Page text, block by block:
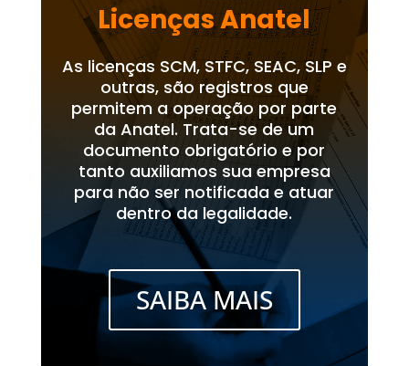
Licenças Anatel
As licenças SCM, STFC, SEAC, SLP e
outras, são registros que
permitem a operação por parte
da Anatel. Trata-se de um
documento obrigatório e por
tanto auxiliamos sua empresa
para não ser notificada e atuar
dentro da legalidade.
SAIBA MAIS